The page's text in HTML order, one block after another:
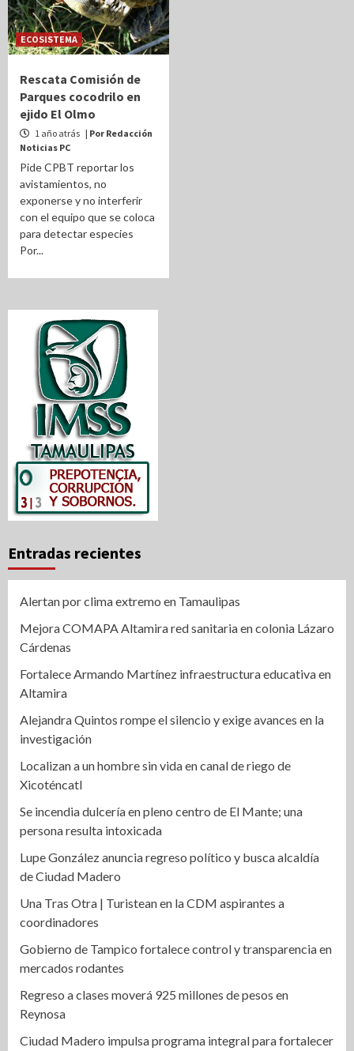
ECOSISTEMA
Rescata Comisión de
Parques cocodrilo en
ejido El Olmo
1 año atrás | Por Redacción
Noticias PC
Pide CPBT reportar los
avistamientos, no
exponerse y no interferir
con el equipo que se coloca
para detectar especies
Por...
Entradas recientes
Alertan por clima extremo en Tamaulipas
Mejora COMAPA Altamira red sanitaria en colonia Lázaro
Cárdenas
Fortalece Armando Martínez infraestructura educativa en
Altamira
Alejandra Quintos rompe el silencio y exige avances en la
investigación
Localizan a un hombre sin vida en canal de riego de
Xicoténcatl
Se incendia dulcería en pleno centro de El Mante; una
persona resulta intoxicada
Lupe González anuncia regreso político y busca alcaldía
de Ciudad Madero
Una Tras Otra | Turistean en la CDM aspirantes a
coordinadores
Gobierno de Tampico fortalece control y transparencia en
mercados rodantes
Regreso a clases moverá 925 millones de pesos en
Reynosa
Ciudad Madero impulsa programa integral para fortalecer